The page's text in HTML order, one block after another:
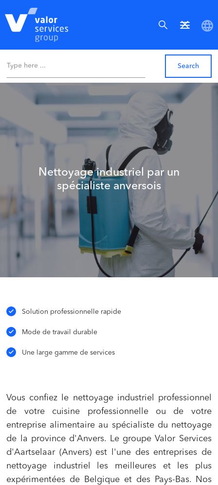
Nettoyage industriel par un
spécialiste anversois
Solution professionnelle rapide
Mode de travail durable
Une large gamme de services
Vous confiez le nettoyage industriel professionnel
de votre cuisine professionnelle ou de votre
entreprise alimentaire au spécialiste du nettoyage
de la province d'Anvers. Le groupe Valor Services
d'Aartselaar (Anvers) est l'une des entreprises de
nettoyage industriel les meilleures et les plus
expérimentées de Belgique et des Pays-Bas. Nos